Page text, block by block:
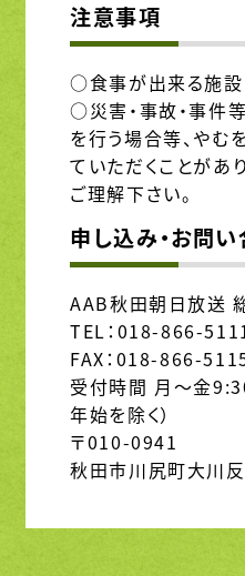
注意事項
○食事が出来る施設
○災害・事故・事件
を行う場合等、やむ
ていただくことがあ
ご理解下さい。
申し込み・お問
AAB秋田朝日放送
TEL：018-866-5111
FAX：018-866-
受付時間 月～金
年始を除く）
〒010-0941
秋田市川尻町大川